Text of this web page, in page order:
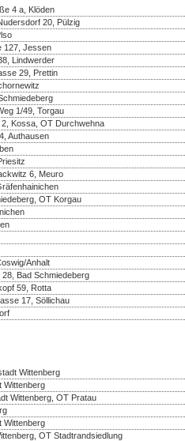
4 a, Klöden
20, Pülzig
127, Jessen
Lindwerder
29, Prettin
1/49, Torgau
Kossa, OT Durchwehna
Authausen
6, Meuro
OT Korgau
Anhalt
Bad Schmiedeberg
59, Rotta
17, Söllichau
Wittenberg
Wittenberg
Wittenberg, OT Pratau
Wittenberg
OT Stadtrandsiedlung